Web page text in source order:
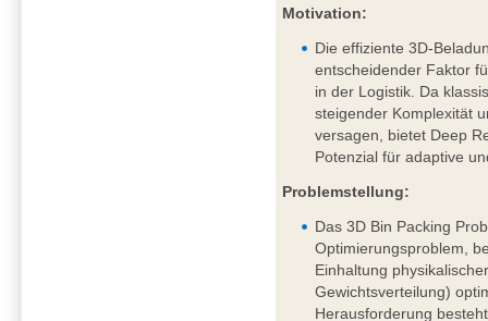
Motivation:
Die effiziente 3D-
entscheidender Faktor
in der Logistik. Da
steigender Komplexität
versagen, bietet Deep
Potenzial für adaptive
Problemstellung:
Das 3D Bin Packing
Optimierungsproblem,
Einhaltung
Gewichtsverteilung)
Herausforderung